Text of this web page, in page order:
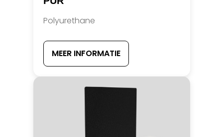
Polyurethane
MEER INFORMATIE